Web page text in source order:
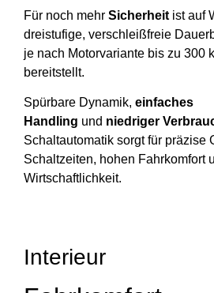
Für noch mehr Sicherheit ist auf
dreistufige, verschleißfreie
je nach Motorvariante bis zu 300
bereitstellt.
Spürbare Dynamik, einfaches
Handling und niedriger
Schaltautomatik sorgt für präzise
Schaltzeiten, hohen Fahrkomfort
Wirtschaftlichkeit.
Interieur